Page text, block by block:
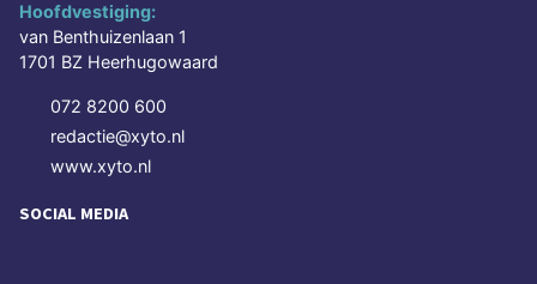
Hoofdvestiging:
van Benthuizenlaan 1
1701 BZ Heerhugowaard
072 8200 600
redactie@xyto.nl
www.xyto.nl
SOCIAL MEDIA